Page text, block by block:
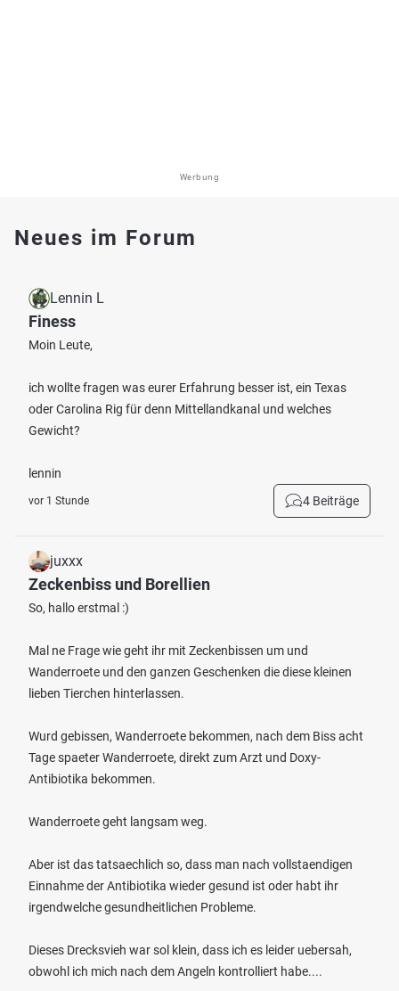
Werbung
Neues im Forum
Lennin L
Finess
Moin Leute,
ich wollte fragen was eurer Erfahrung besser ist, ein Texas
oder Carolina Rig für denn Mittellandkanal und welches
Gewicht?
lennin
vor 1 Stunde 4 Beiträge
juxxx
Zeckenbiss und Borellien
So, hallo erstmal :)
Mal ne Frage wie geht ihr mit Zeckenbissen um und
Wanderroete und den ganzen Geschenken die diese kleinen
lieben Tierchen hinterlassen.
Wurd gebissen, Wanderroete bekommen, nach dem Biss acht
Tage spaeter Wanderroete, direkt zum Arzt und Doxy-
Antibiotika bekommen.
Wanderroete geht langsam weg.
Aber ist das tatsaechlich so, dass man nach vollstaendigen
Einnahme der Antibiotika wieder gesund ist oder habt ihr
irgendwelche gesundheitlichen Probleme.
Dieses Drecksvieh war sol klein, dass ich es leider uebersah,
obwohl ich mich nach dem Angeln kontrolliert habe....